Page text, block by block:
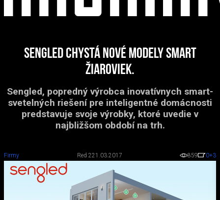
Sengled chystá nové modely smart
žiaroviek.
Sengled, popredný výrobca inovatívnych smart-
svetelných riešení pre inteligentné domácnosti
predstavuje svoje výrobky, ktoré uvedie v
najbližšom období na trh.
Firmy Red 221.03.2017 859 0+3